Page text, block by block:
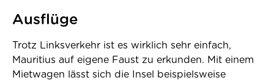
Ausflüge
Trotz Linksverkehr ist es wirklich sehr einfach,
Mauritius auf eigene Faust zu erkunden. Mit einem
Mietwagen lässt sich die Insel beispielsweise